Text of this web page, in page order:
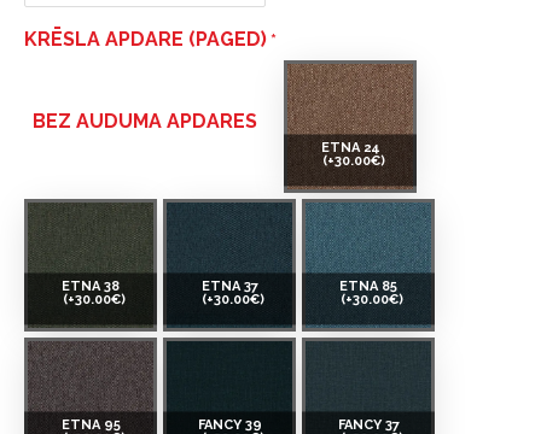
KRĒSLA APDARE (PAGED)
BEZ AUDUMA APDARES
ETNA 24
(+30.00€)
ETNA 38
(+30.00€)
ETNA 37
(+30.00€)
ETNA 85
(+30.00€)
ETNA 95
FANCY 39
FANCY 37